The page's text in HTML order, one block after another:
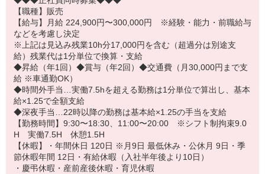
【職種】販売
【給与】月給 224,900円〜300,000円 ※経験・能力・前職給与
などを考慮し決定
※上記は見込み残業10h分17,000円を含む（超過分は別途支
給）残業代は1分単位で換算・支給
◆昇給（年1回）◆賞与（年2回）◆交通費（月30,000円まで支
給 ※車通勤OK）
◆時間外手当…実働7.5hを超える勤務は1分単位で算出し、基本
給×1.25で全額支給
◆深夜手当…22時以降の勤務は基本給×1.25の手当を支給
【勤務時間】9:30〜18:30、11:00〜20:00 ※シフト制拘束9.0
H 実働7.5H 休憩1.5H
【休暇】・年間休日 120日 ※月9日 最低休み・公休月 9日・季
節休暇年間 12日・有給休暇（入社半年後より10日）
・慶弔休暇・産前産後休暇・育児休暇